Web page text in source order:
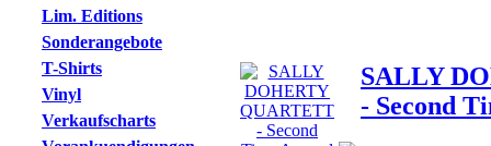
Lim. Editions
Sonderangebote
T-Shirts
Vinyl
Verkaufscharts
SALLY
- Second